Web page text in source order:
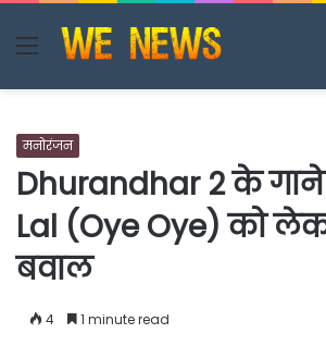
Menu
मनोरंजन
Dhurandhar 2 के
Lal (Oye Oye) को
बवाल
4 1 minute read